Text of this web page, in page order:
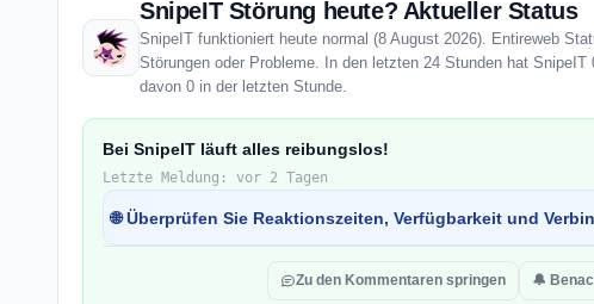
SnipeIT Störung heute? Aktueller Status
SnipeIT funktioniert heute normal (8 August 2026). Entireweb
Störungen oder Probleme. In den letzten 24 Stunden hat SnipeIT
davon 0 in der letzten Stunde.
Bei SnipeIT läuft alles reibungslos!
Letzte Meldung: vor 2 Tagen
🌐 Überprüfen Sie Reaktionszeiten, Verfügbarkeit und
Zu den Kommentaren springen 🔔